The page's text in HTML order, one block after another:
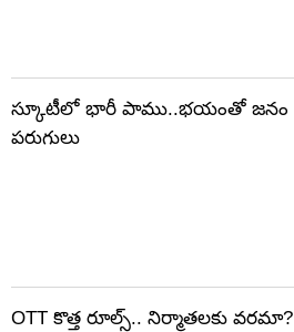
స్కూటీలో భారీ పాము..భయంతో జనం
పరుగులు
OTT కొత్త రూల్స్.. నిర్మాతలకు వరమా?